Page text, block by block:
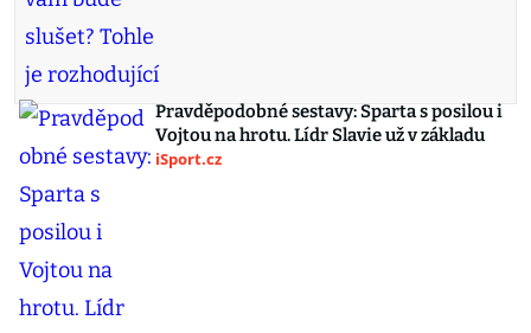
Pravděpodobné sestavy: Sparta s posilou i
Vojtou na hrotu. Lídr Slavie už v základu
iSport.cz